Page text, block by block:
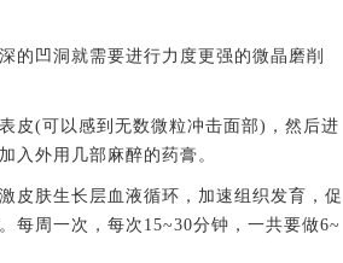
凹洞就需要进行力度更强的微晶磨削
(可以感到无数微粒冲击面部)，然后进
入外用几部麻醉的药膏。
肤生长层血液循环，加速组织发育，促
每周一次，每次15~30分钟，一共要做6~